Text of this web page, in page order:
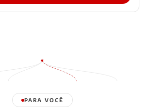
PARA VOCÊ